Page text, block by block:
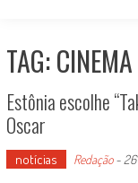
TAG:
Estônia escolhe
Oscar
notícias Redação-